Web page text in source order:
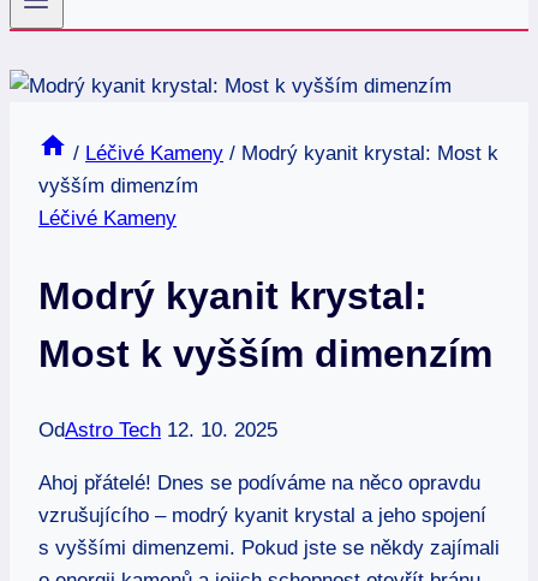
/ Léčivé Kameny / Modrý kyanit krystal: Most k
vyšším dimenzím
Léčivé Kameny
Modrý kyanit krystal:
Most k vyšším dimenzím
OdAstro Tech 12. 10. 2025
Ahoj přátelé! Dnes se podíváme na něco opravdu
vzrušujícího – modrý kyanit krystal a jeho spojení
s vyššími dimenzemi. Pokud jste se někdy zajímali